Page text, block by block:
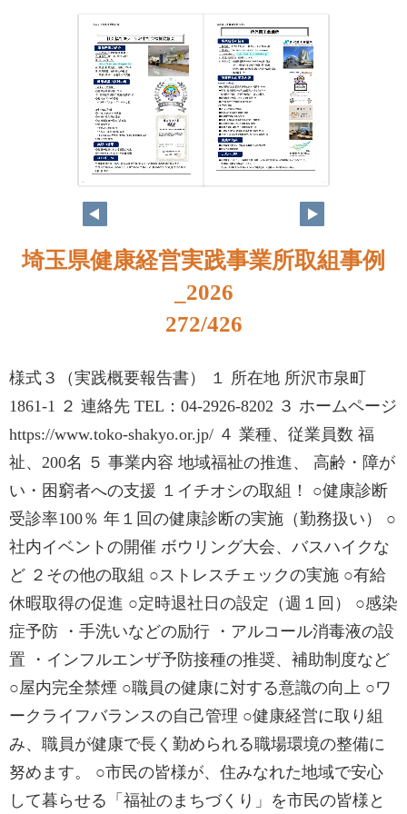
257
256
埼玉県健康経営実践事業所取組事例
_2026
272/426
様式３（実践概要報告書） １ 所在地 所沢市泉町
1861-1 ２ 連絡先 TEL：04-2926-8202 ３ ホームページ
https://www.toko-shakyo.or.jp/ ４ 業種、従業員数 福
祉、200名 ５ 事業内容 地域福祉の推進、 高齢・障が
い・困窮者への支援 １イチオシの取組！ ○健康診断
受診率100％ 年１回の健康診断の実施（勤務扱い） ○
社内イベントの開催 ボウリング大会、バスハイクな
ど ２その他の取組 ○ストレスチェックの実施 ○有給
休暇取得の促進 ○定時退社日の設定（週１回） ○感染
症予防 ・手洗いなどの励行 ・アルコール消毒液の設
置 ・インフルエンザ予防接種の推奨、補助制度など
○屋内完全禁煙 ○職員の健康に対する意識の向上 ○ワ
ークライフバランスの自己管理 ○健康経営に取り組
み、職員が健康で長く勤められる職場環境の整備に
努めます。 ○市民の皆様が、住みなれた地域で安心
して暮らせる「福祉のまちづくり」を市民の皆様と